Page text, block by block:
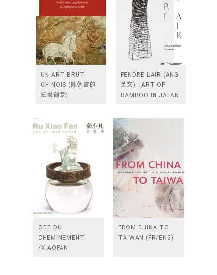
UN ART BRUT
CHINOIS (陳朝寶的
繪畫創意)
FENDRE L'AIR (ANG
英文) : ART OF
BAMBOO IN JAPAN
ODE DU
CHEMINEMENT
/XIAOFAN
FROM CHINA TO
TAIWAN (FR/ENG)